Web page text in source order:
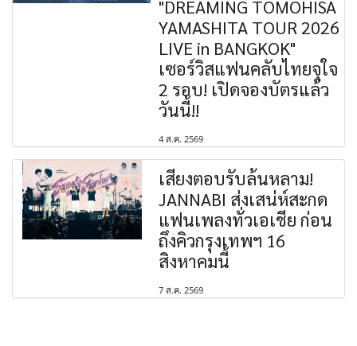
"DREAMING TOMOHISA
YAMASHITA TOUR 2026
LIVE in BANGKOK"
เซอร์วิสแฟนคลับไทยจุใจ
2 รอบ! เปิดจองบัตรแล้ว
วันนี้!!
4 ส.ค. 2569
เสียงตอบรับล้นหลาม!
JANNABI ส่งเสน่ห์สะกด
แฟนเพลงทั่วเอเชีย ก่อน
ถึงคิวกรุงเทพฯ 16
สิงหาคมนี้
7 ส.ค. 2569